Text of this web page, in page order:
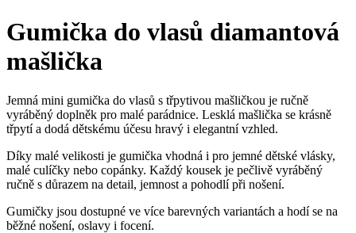
Gumička do vlasů diamantová
mašlička
Jemná mini gumička do vlasů s třpytivou mašličkou je ručně
vyráběný doplněk pro malé parádnice. Lesklá mašlička se krásně
třpytí a dodá dětskému účesu hravý i elegantní vzhled.
Díky malé velikosti je gumička vhodná i pro jemné dětské vlásky,
malé culíčky nebo copánky. Každý kousek je pečlivě vyráběný
ručně s důrazem na detail, jemnost a pohodlí při nošení.
Gumičky jsou dostupné ve více barevných variantách a hodí se na
běžné nošení, oslavy i focení.